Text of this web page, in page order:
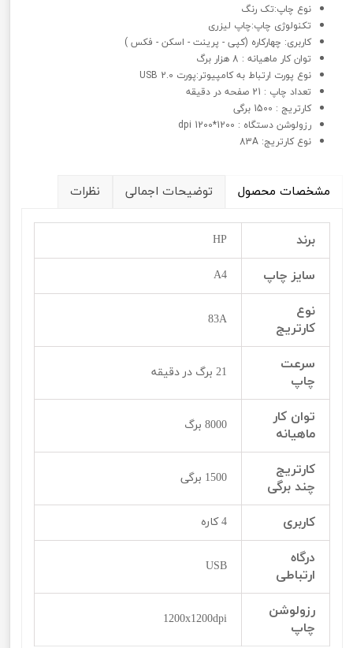
نوع چاپ:تک رنگ
تکنولوژی چاپ:چاپ لیزری
کاربری: چهارکاره (کپی - پرینت - اسکن - فکس )
توان کار ماهیانه : 8 هزار برگ
نوع پورت ارتباط به کامپیوتر:پورت USB 2.0
تعداد چاپ : 21 صفحه در دقیقه
کارتریج : 1500 برگی
رزولوشن دستگاه : 1200*1200 dpi
نوع کارتریج: 83A
مشخصات محصول توضیحات اجمالی نظرات
برند HP
سایز چاپ A4
نوع
کارتریج
83A
سرعت
چاپ
21 برگ در دقیقه
توان کار
ماهیانه
8000 برگ
کارتریج
چند برگی
1500 برگی
کاربری 4 کاره
درگاه
ارتباطی
USB
رزولوشن
چاپ
1200x1200dpi